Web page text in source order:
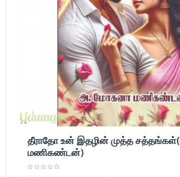
தீராதோ உன் இதழின் முத்த
மணிகண்டன்)